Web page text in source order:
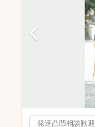
発達凸凹相談歓迎